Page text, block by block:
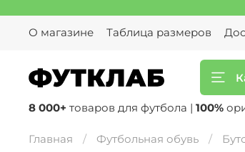
О магазине
Таблица размеров
8 000+ товаров для футбола | 100%
Главная Футбольная обувь